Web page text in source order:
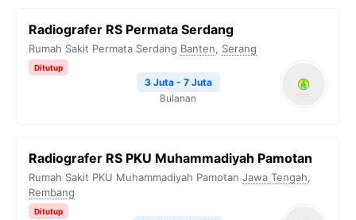
Radiografer RS Permata Serdang
Rumah Sakit Permata Serdang Banten, Serang
Ditutup
3 Juta - 7 Juta
Bulanan
Radiografer RS PKU Muhammadiyah Pamotan
Rumah Sakit PKU Muhammadiyah Pamotan Jawa Tengah,
Rembang
Ditutup